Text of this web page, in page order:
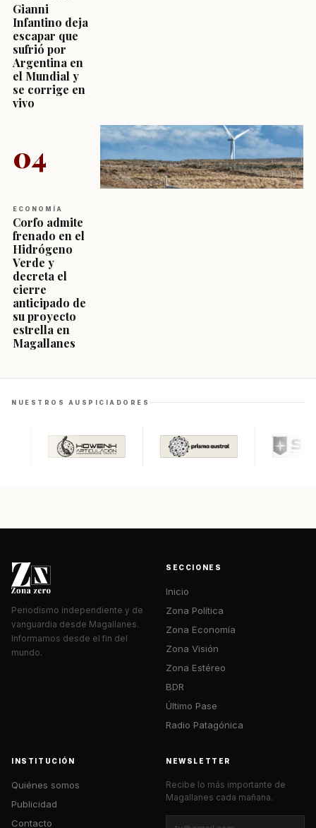
Gianni
Infantino deja
escapar que
sufrió por
Argentina en
el Mundial y
se corrige en
vivo
04
ECONOMÍA
Corfo admite
frenado en el
Hidrógeno
Verde y
decreta el
cierre
anticipado de
su proyecto
estrella en
Magallanes
NUESTROS AUSPICIADORES
Periodismo independiente y de
vanguardia desde Magallanes.
Informamos desde el fin del
mundo.
SECCIONES
Inicio
Zona Política
Zona Economía
Zona Visión
Zona Estéreo
BDR
Último Pase
Radio Patagónica
INSTITUCIÓN
Quiénes somos
Publicidad
Contacto
NEWSLETTER
Recibe lo más importante de
Magallanes cada mañana.